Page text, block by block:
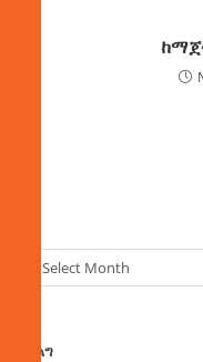
Select Month
ፈልግ